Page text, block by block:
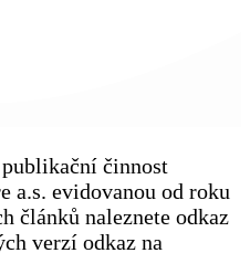
činnost
a.s. evidovanou od roku
článků naleznete odkaz
verzí odkaz na